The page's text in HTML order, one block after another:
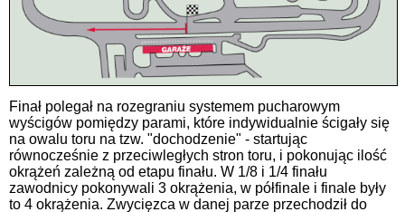
Finał polegał na rozegraniu systemem pucharowym
wyścigów pomiędzy parami, które indywidualnie ścigały się
na owalu toru na tzw. "dochodzenie" - startując
równocześnie z przeciwległych stron toru, i pokonując ilość
okrążeń zależną od etapu finału. W 1/8 i 1/4 finału
zawodnicy pokonywali 3 okrążenia, w półfinale i finale były
to 4 okrążenia. Zwycięzca w danej parze przechodził do